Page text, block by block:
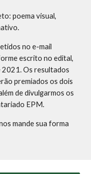
poema visual,
escrito no edital,
2021. Os resultados
premiados os dois
de divulgarmos os
EPM.
mande sua forma